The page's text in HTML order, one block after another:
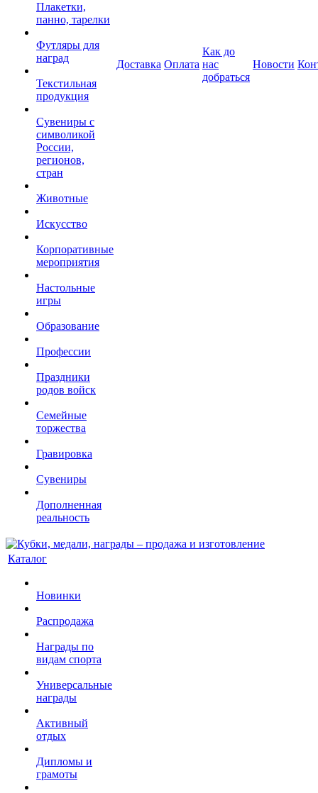
Плакетки,
панно, тарелки
Футляры для
наград
Текстильная
продукция
Сувениры с
символикой
России,
регионов,
стран
Животные
Искусство
Корпоративные
мероприятия
Настольные
игры
Образование
Профессии
Праздники
родов войск
Семейные
торжества
Гравировка
Сувениры
Дополненная
реальность
Доставка Оплата
Как до
нас
добраться
Новости
Каталог
Новинки
Распродажа
Награды по
видам спорта
Универсальные
награды
Активный
отдых
Дипломы и
грамоты